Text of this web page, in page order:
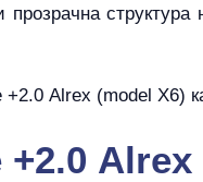
Alrex (model X6)
+2.0